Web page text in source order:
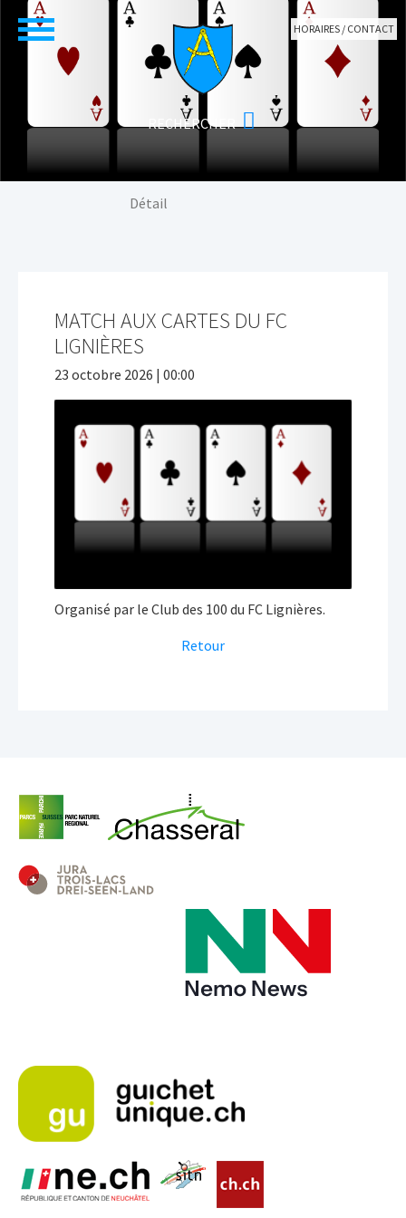
Aller au contenu principal
HORAIRES / CONTACT
Détail
MATCH AUX CARTES DU FC
LIGNIÈRES
23 octobre 2026 | 00:00
Organisé par le Club des 100 du FC Lignières.
Retour